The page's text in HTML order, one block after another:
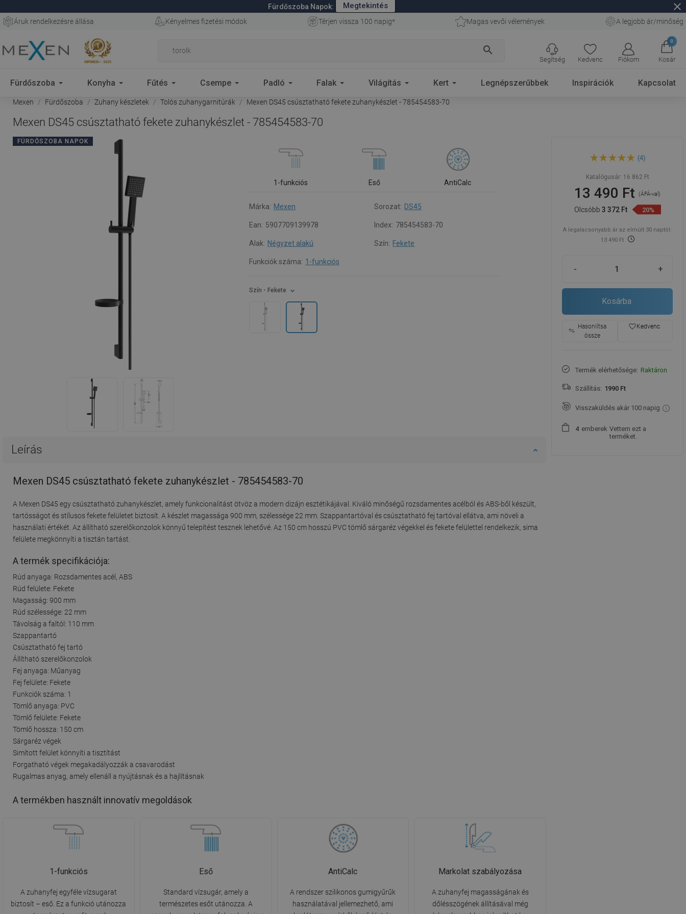
Fürdőszoba Napok: Megtekintés close
Áruk rendelkezésre állása Kényelmes fizetési módok Térjen vissza 100 napig* Magas vevői vélemények A legjobb ár/minőség
search
Kedvenc Fiókom
0
Kosár
Segítség
Fürdőszoba Konyha Fűtés Csempe Padló Falak Világítás Kert Legnépszerűbbek Inspirációk Kapcsolat
Mexen Fürdőszoba Zuhany készletek Tolós zuhanygarnitúrák Mexen DS45 csúsztatható fekete zuhanykészlet - 785454583-70
Mexen DS45 csúsztatható fekete zuhanykészlet - 785454583-70
FÜRDŐSZOBA NAPOK
1-funkciós Eső AntiCalc
Márka: Mexen Sorozat: DS45
Ean: 5907709139978 Index: 785454583-70
Alak: Négyzet alakú Szín: Fekete
Funkciók száma: 1-funkciós
Szín - Fekete
Leírás
Mexen DS45 csúsztatható fekete zuhanykészlet - 785454583-70
A Mexen DS45 egy csúsztatható zuhanykészlet, amely funkcionalitást ötvöz a modern dizájn esztétikájával. Kiváló minőségű rozsdamentes acélból és ABS-ből készült,
tartósságot és stílusos fekete felületet biztosít. A készlet magassága 900 mm, szélessége 22 mm. Szappantartóval és csúsztatható fej tartóval ellátva, ami növeli a
használati értékét. Az állítható szerelőkonzolok könnyű telepítést tesznek lehetővé. Az 150 cm hosszú PVC tömlő sárgaréz végekkel és fekete felülettel rendelkezik, sima
felülete megkönnyíti a tisztán tartást.
A termék specifikációja:
Rúd anyaga: Rozsdamentes acél, ABS
Rúd felülete: Fekete
Magasság: 900 mm
Rúd szélessége: 22 mm
Távolság a faltól: 110 mm
Szappantartó
Csúsztatható fej tartó
Állítható szerelőkonzolok
Fej anyaga: Műanyag
Fej felülete: Fekete
Funkciók száma: 1
Tömlő anyaga: PVC
Tömlő felülete: Fekete
Tömlő hossza: 150 cm
Sárgaréz végek
Simított felület könnyíti a tisztítást
Forgatható végek megakadályozzák a csavarodást
Rugalmas anyag, amely ellenáll a nyújtásnak és a hajlításnak
A termékben használt innovatív megoldások
1-funkciós
A zuhanyfej egyféle vízsugarat
biztosít – eső. Ez a funkció utánozza
Eső
Standard vízsugár, amely a
természetes esőt utánozza. A
AntiCalc
A rendszer szilikonos gumigyűrűk
használatával jellemezhető, ami
Markolat szabályozása
A zuhanyfej magasságának és
dőlésszögének állításával még
fekete zuhanykészlet -
(4)
Katalógusár: 16 862 Ft
13 490 Ft(ÁFÁ-val)
Olcsóbb3 372 Ft 20%
A legalacsonyabb ár az elmúlt 30 naptól:
13 490 Ft
- +
Kosárba
Hasonlítsa
össze
favorite_borderKedvenc
Termék elérhetősége: Raktáron
Szállítás: 1990 Ft
Visszaküldés akár 100 napig
4 emberek Vettem ezt a
terméket.